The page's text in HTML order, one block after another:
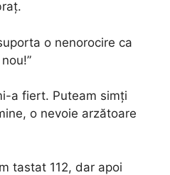
o nenorocire ca
a fiert. Puteam simți
o nevoie arzătoare
tastat 112, dar apoi